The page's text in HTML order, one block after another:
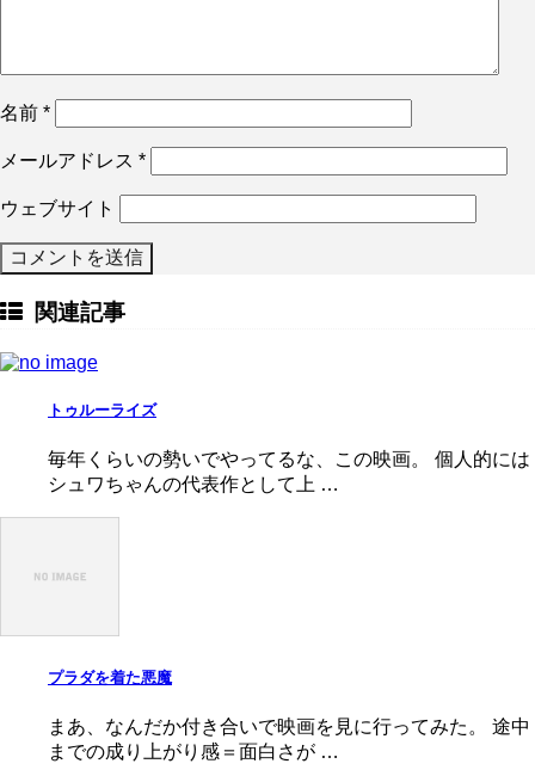
名前 *
メールアドレス *
ウェブサイト
関連記事
トゥルーライズ
毎年くらいの勢いでやってるな、この映画。 個人的には
シュワちゃんの代表作として上 …
プラダを着た悪魔
まあ、なんだか付き合いで映画を見に行ってみた。 途中
までの成り上がり感＝面白さが …